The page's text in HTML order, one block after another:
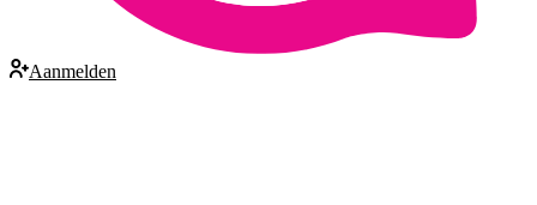
Aanmelden